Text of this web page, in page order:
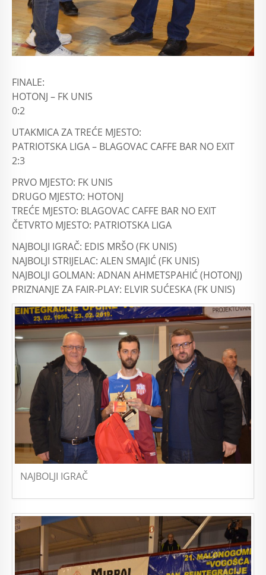
FINALE:
HOTONJ – FK UNIS
0:2
UTAKMICA ZA TREĆE MJESTO:
PATRIOTSKA LIGA – BLAGOVAC CAFFE BAR NO EXIT
2:3
PRVO MJESTO: FK UNIS
DRUGO MJESTO: HOTONJ
TREĆE MJESTO: BLAGOVAC CAFFE BAR NO EXIT
ČETVRTO MJESTO: PATRIOTSKA LIGA
NAJBOLJI IGRAČ: EDIS MRŠO (FK UNIS)
NAJBOLJI STRIJELAC: ALEN SMAJIĆ (FK UNIS)
NAJBOLJI GOLMAN: ADNAN AHMETSPAHIĆ (HOTONJ)
PRIZNANJE ZA FAIR-PLAY: ELVIR SUĆESKA (FK UNIS)
NAJBOLJI IGRAČ